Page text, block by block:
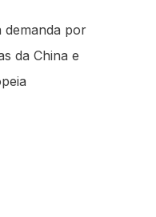
demanda por
da China e